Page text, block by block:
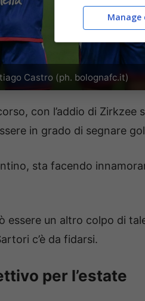
Castro (ph. bolognafc.it)
con l’addio di Zirkzee
in grado di segnare
sta facendo
essere un altro colpo di
c’è da fidarsi.
per l’estate
Manage